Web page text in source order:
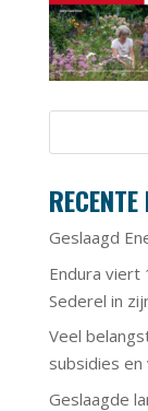
Geslaagd
Endura viert
Sederel in
Veel
subsidies
Geslaagde